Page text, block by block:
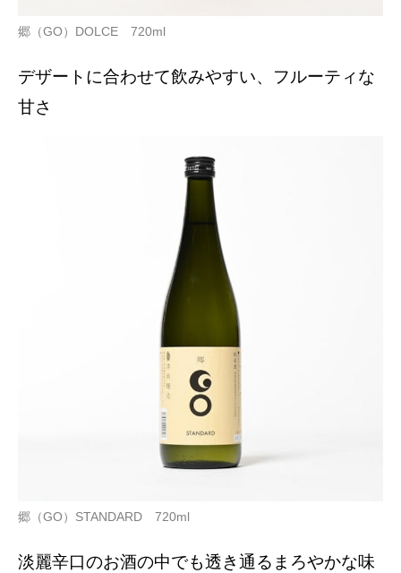
郷（GO）DOLCE 720ml
デザートに合わせて飲みやすい、フルーティな
甘さ
郷（GO）STANDARD 720ml
淡麗辛口のお酒の中でも透き通るまろやかな味